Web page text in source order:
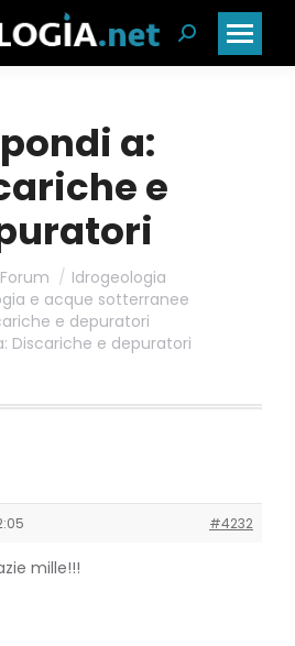
Cerca:
a:
e
Forum
Idrogeologia
e acque sotterranee
e depuratori
Discariche e depuratori
#4232
mille!!!